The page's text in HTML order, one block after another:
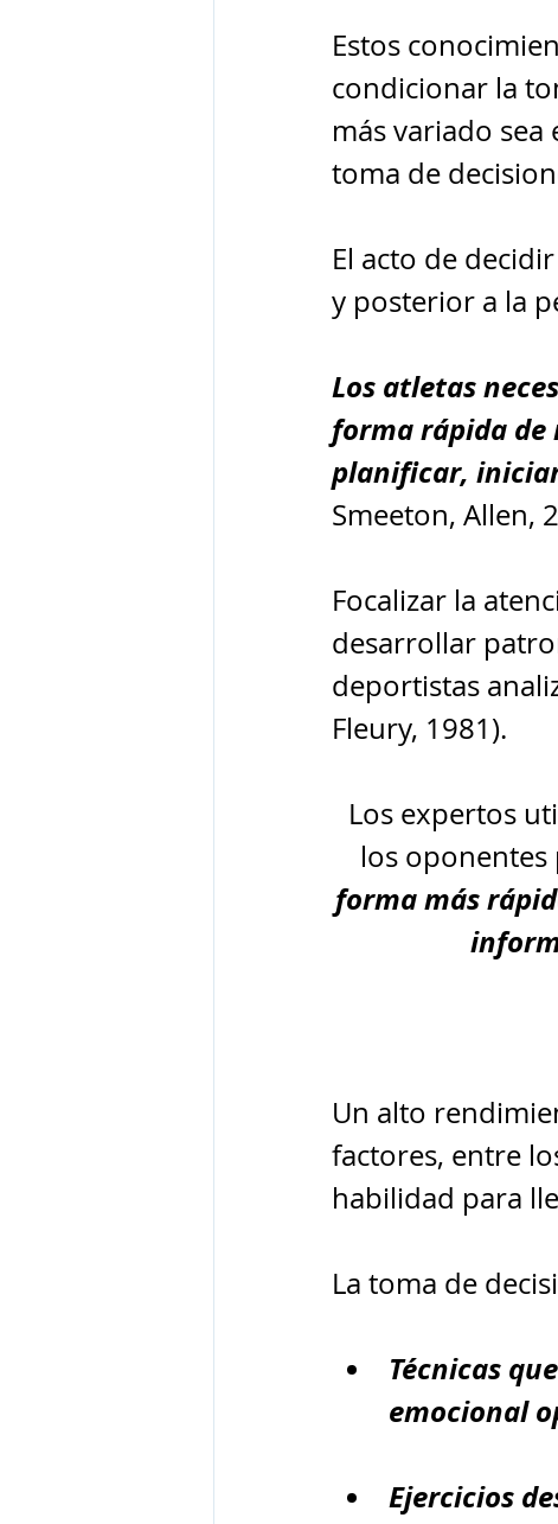
Estos
condicionar la
más variado
toma de
El acto de
y posterior a la
Los atletas
forma rápida
planificar,
Smeeton, Allen,
Focalizar la
desarrollar
deportistas
Fleury, 1981).
Los expertos
los oponentes
forma más
Un alto
factores, entre
habilidad para
La toma de
Técnicas
emocional
Ejercicios